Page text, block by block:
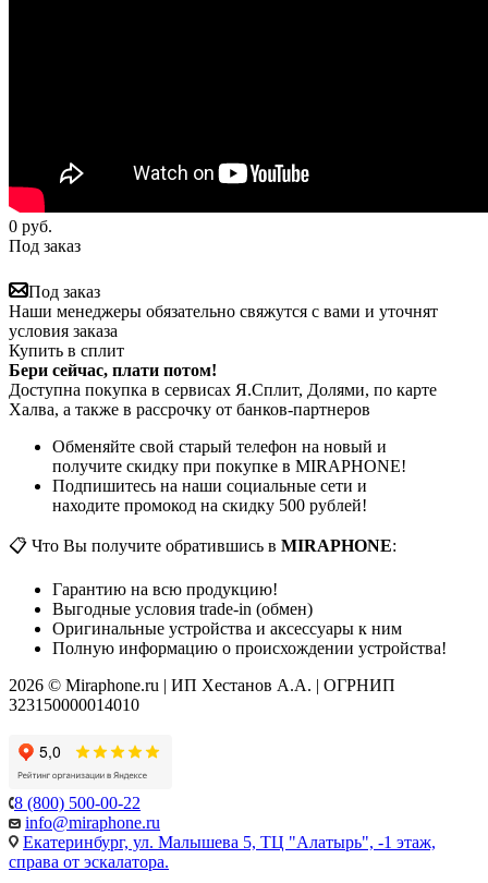
0 руб.
Под заказ
Под заказ
Наши менеджеры обязательно свяжутся с вами и уточнят
условия заказа
Купить в сплит
Бери сейчас, плати потом!
Доступна покупка в сервисах Я.Сплит, Долями, по карте
Халва, а также в рассрочку от банков-партнеров
Обменяйте свой старый телефон на новый и
получите скидку при покупке в MIRAPHONE!
Подпишитесь на наши социальные сети и
находите промокод на скидку 500 рублей!
📋 Что Вы получите обратившись в MIRAPHONE:
Гарантию на всю продукцию!
Выгодные условия trade-in (обмен)
Оригинальные устройства и аксессуары к ним
Полную информацию о происхождении устройства!
2026 © Miraphone.ru | ИП Хестанов А.А. | ОГРНИП
323150000014010
8 (800) 500-00-22
info@miraphone.ru
Екатеринбург, ул. Малышева 5, ТЦ "Алатырь", -1 этаж,
справа от эскалатора.